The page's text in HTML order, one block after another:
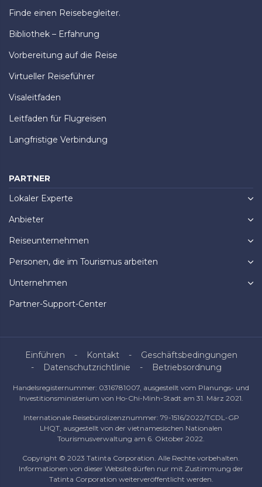
Finde einen Reisebegleiter.
Bibliothek – Erfahrung
Vorbereitung auf die Reise
Virtueller Reiseführer
Visaleitfaden
Leitfaden für Flugreisen
Langfristige Verbindung
PARTNER
Lokaler Experte
Anbieter
Reiseunternehmen
Personen, die im Tourismus arbeiten
Unternehmen
Partner-Support-Center
Einführen Kontakt
Geschäftsbedingungen
Datenschutzrichtlinie
Betriebsordnung
Handelsregisternummer: 0316781007, ausgestellt vom Planungs- und
Investitionsministerium von Ho-Chi-Minh-Stadt am 31. März 2021.
Internationale Reisebürolizenznummer: 79-1516/2022/TCDL-GP
LHQT, ausgestellt von der vietnamesischen Nationalen
Tourismusverwaltung am 6. Oktober 2022.
Copyright © 2023 Tatinta Corporation. Alle Rechte vorbehalten.
Informationen von dieser Website dürfen nur mit Zustimmung der
Tatinta Corporation weiterveröffentlicht werden.